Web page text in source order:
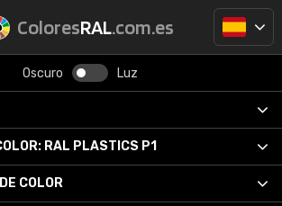
ColoresRAL.com.es
Oscuro Luz
RAL PLASTICS P1
COLOR